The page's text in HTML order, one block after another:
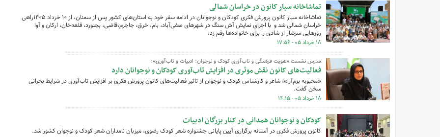
تماشاخانه سیار کانون در خراسان شمالی
تماشاخانه سیار کانون پرورش فکری کودکان و نوجوانان در ادامه سفر خود به استان‌های کشور پس از سمنان، از ۱۰ خرداد ۱۴۰۵راهی
خراسان شمالی شد و با اجرای نمایش آش سنگ در شهرهای صفی‌آباد، بام، خرق، جاجرم،قاضی، بجنورد، قلعه‌خان، ارکان و آوا
روزهایی سرشار از شادی را برای خانواده‌ها رقم زد.
۱۸ خرداد ۰۵ - ۱۷:۵۶
مدرس نشست «هویت فرهنگی و تاب‌آوری کودک و نوجوان؛ ادبیات و تاب‌آوری»؛
فعالیت‌های کانون نقش موثری در افزایش تاب‌آوری کودکان و نوجوانان دارد
«محبوبه بزم‌آرا»، شاعر و کارشناس کودک و نوجوان از تاثیر فعالیت‌های کانون پرورش فکری بر افزایش تاب‌آوری در شرایط بحرانی
سخن گفت.
۱۸ خرداد ۰۵ - ۱۴:۱۵
کودکان و نوجوانان همدانی در کنار بزرگان ادبیات
کانون پرورش فکری در آستانه برگزاری آیین پایانی جشنواره شعر کودک رضوی، میزبان نامداران شعر کودک و نوجوان کشور شد.